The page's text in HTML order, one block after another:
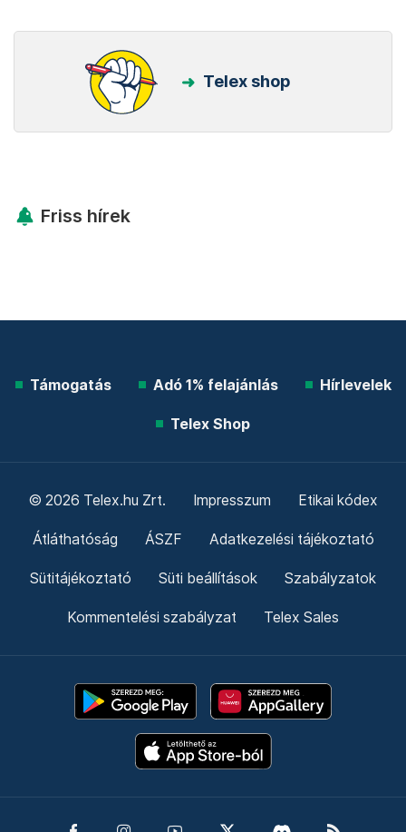
Telex shop
Friss hírek
Támogatás Adó 1% felajánlás Hírlevelek
Telex Shop
© 2026 Telex.hu Zrt. Impresszum Etikai kódex
Átláthatóság ÁSZF Adatkezelési tájékoztató
Sütitájékoztató Süti beállítások Szabályzatok
Kommentelési szabályzat Telex Sales